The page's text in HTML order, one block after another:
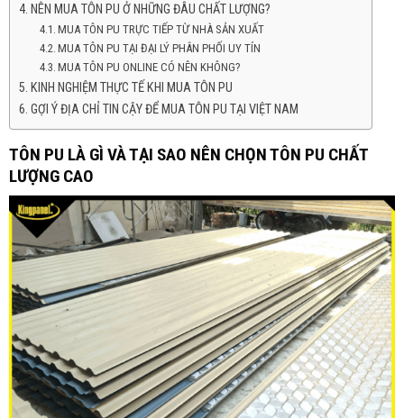
NÊN MUA TÔN PU Ở NHỮNG ĐÂU CHẤT LƯỢNG?
MUA TÔN PU TRỰC TIẾP TỪ NHÀ SẢN XUẤT
MUA TÔN PU TẠI ĐẠI LÝ PHÂN PHỐI UY TÍN
MUA TÔN PU ONLINE CÓ NÊN KHÔNG?
KINH NGHIỆM THỰC TẾ KHI MUA TÔN PU
GỢI Ý ĐỊA CHỈ TIN CẬY ĐỂ MUA TÔN PU TẠI VIỆT NAM
TÔN PU LÀ GÌ VÀ TẠI SAO NÊN CHỌN TÔN PU CHẤT
LƯỢNG CAO